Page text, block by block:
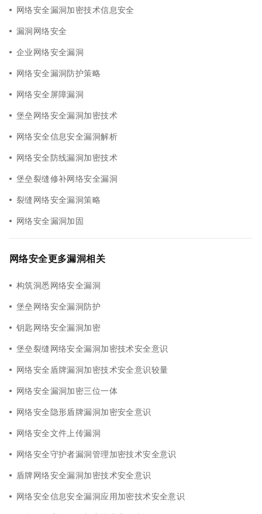
网络安全漏洞加密技术信息安全
漏洞网络安全
企业网络安全漏洞
网络安全漏洞防护策略
网络安全屏障漏洞
堡垒网络安全漏洞加密技术
网络安全信息安全漏洞解析
网络安全防线漏洞加密技术
堡垒裂缝修补网络安全漏洞
裂缝网络安全漏洞策略
网络安全漏洞加固
网络安全更多漏洞相关
构筑洞悉网络安全漏洞
堡垒网络安全漏洞防护
钥匙网络安全漏洞加密
堡垒裂缝网络安全漏洞加密技术安全意识
网络安全盾牌漏洞加密技术安全意识较量
网络安全漏洞加密三位一体
网络安全隐形盾牌漏洞加密安全意识
网络安全文件上传漏洞
网络安全守护者漏洞管理加密技术安全意识
盾牌网络安全漏洞加密技术安全意识
网络安全信息安全漏洞应用加密技术安全意识